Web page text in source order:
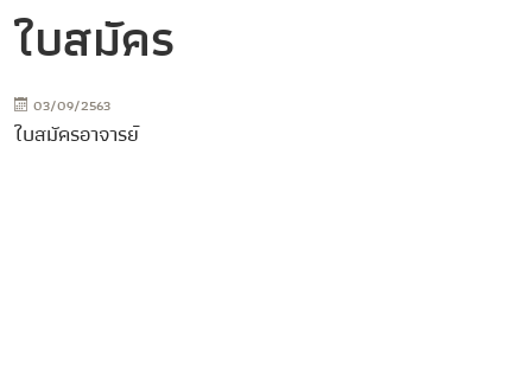
ใบสมัคร
03/09/2563
ใบสมัครอาจารย์